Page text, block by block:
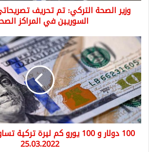
المراكز
وزير الصحة التركي: تم تحريف
السوريين في المراكز
100
دولار
و
100
يورو
كم
ليرة
تركية
تساوي
اليوم
100 دولار و 100 يورو كم ليرة
25.03.2022